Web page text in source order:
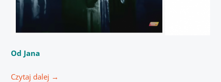
Od Jana
Czytaj dalej →